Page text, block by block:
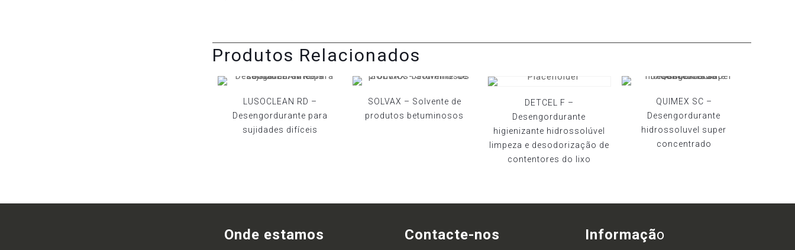
Produtos Relacionados
LUSOCLEAN RD –
Desengordurante para
sujidades difíceis
SOLVAX – Solvente de
produtos betuminosos
DETCEL F –
Desengordurante
higienizante hidrossolúvel
limpeza e desodorização de
contentores do lixo
QUIMEX SC –
Desengordurante
hidrossoluvel super
concentrado
Onde estamos Contacte-nos Informação